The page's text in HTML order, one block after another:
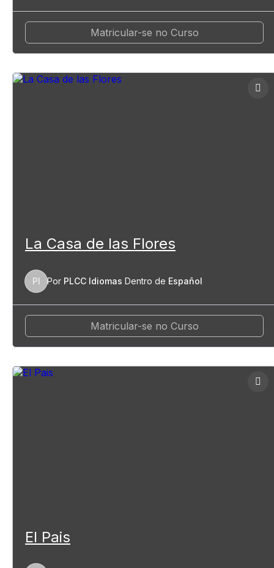
Matricular-se no Curso
La Casa de las Flores
PI Por PLCC Idiomas Dentro de Español
Matricular-se no Curso
El Pais